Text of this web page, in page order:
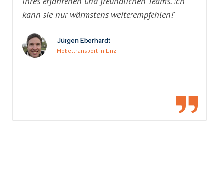
kann sie nur wärmstens weiterempfehlen!"
Jürgen Eberhardt
Möbeltransport in Linz